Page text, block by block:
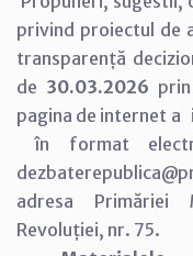
privind proiectul de
transparență
de 30.03.2026
pagina de internet a
în format
adresa Primăriei
Revoluției, nr. 75.